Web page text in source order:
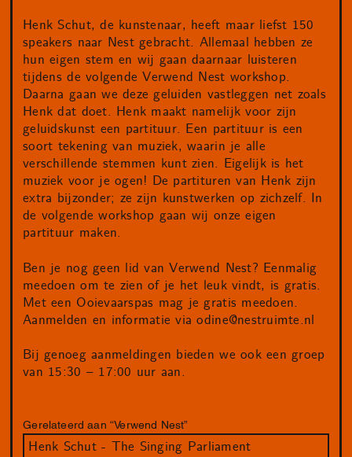
Henk Schut, de kunstenaar, heeft maar liefst 150
speakers naar Nest gebracht. Allemaal hebben ze
hun eigen stem en wij gaan daarnaar luisteren
tijdens de volgende Verwend Nest workshop.
Daarna gaan we deze geluiden vastleggen net zoals
Henk dat doet. Henk maakt namelijk voor zijn
geluidskunst een partituur. Een partituur is een
soort tekening van muziek, waarin je alle
verschillende stemmen kunt zien. Eigelijk is het
muziek voor je ogen! De partituren van Henk zijn
extra bijzonder; ze zijn kunstwerken op zichzelf. In
de volgende workshop gaan wij onze eigen
partituur maken.
Ben je nog geen lid van Verwend Nest? Eenmalig
meedoen om te zien of je het leuk vindt, is gratis.
Met een Ooievaarspas mag je gratis meedoen.
Aanmelden en informatie viaodine@nestruimte.nl
Bij genoeg aanmeldingen bieden we ook een groep
van 15:30 – 17:00 uur aan.
Gerelateerd aan “Verwend Nest”
Henk Schut - The Singing Parliament